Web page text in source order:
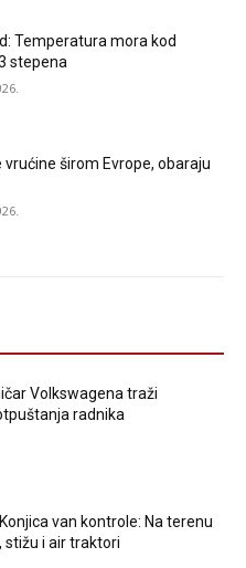
Temperatura mora kod
stepena
vrućine širom Evrope, obaraju
Volkswagena traži
radnika
van kontrole: Na terenu
stižu i air traktori